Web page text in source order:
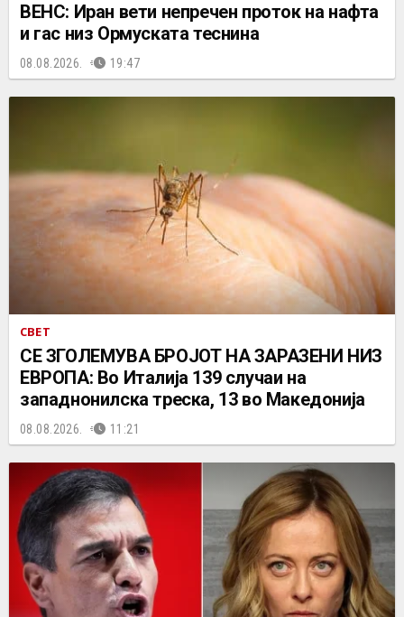
ВЕНС: Иран вети непречен проток на нафта
и гас низ Ормуската теснина
08.08.2026. 19:47
СВЕТ
СЕ ЗГОЛЕМУВА БРОЈОТ НА ЗАРАЗЕНИ НИЗ
ЕВРОПА: Во Италија 139 случаи на
западнонилска треска, 13 во Македонија
08.08.2026. 11:21